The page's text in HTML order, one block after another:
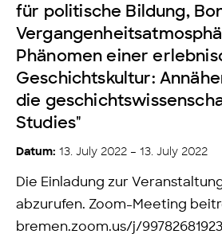
für politische Bildung,
Phänomen einer
Geschichtskultur:
die
Studies"
Datum: 13. July 2022 – 13. July 2022
Die Einladung zur
abzurufen. Zoom-Meeting
bremen.zoom.us/j/